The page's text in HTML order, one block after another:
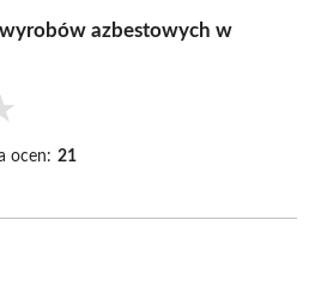
azbestowych w
ocen: 21